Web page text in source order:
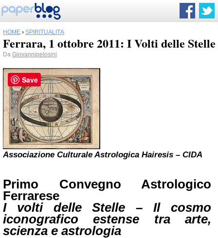
HOME › SPIRITUALITÀ
Ferrara, 1 ottobre 2011: I Volti delle Stelle
Da Giovannipelosini
Associazione Culturale Astrologica Hairesis – CIDA
Primo Convegno Astrologico
Ferrarese
I volti delle Stelle – Il cosmo
iconografico estense tra arte,
scienza e astrologia
Save